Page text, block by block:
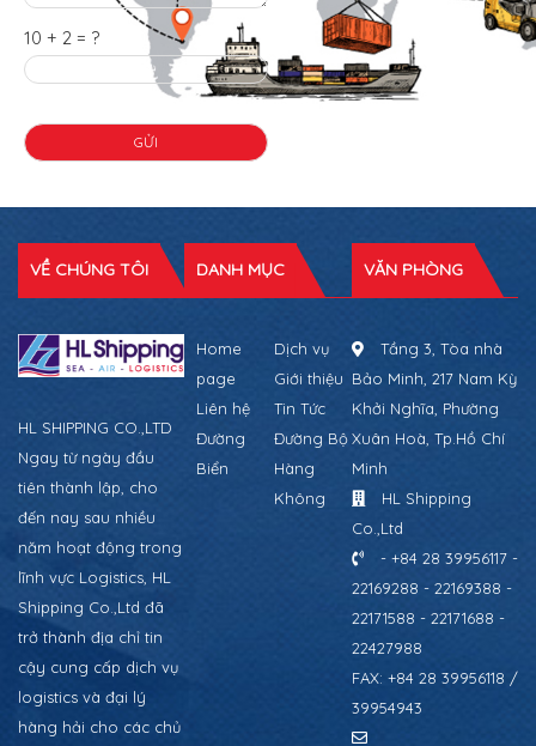
10 + 2 = ?
VỀ CHÚNG TÔI
HL SHIPPING CO.,LTD
Ngay từ ngày đầu
tiên thành lập, cho
đến nay sau nhiều
năm hoạt động trong
lĩnh vực Logistics, HL
Shipping Co.,Ltd đã
trở thành địa chỉ tin
cậy cung cấp dịch vụ
logistics và đại lý
hàng hải cho các chủ
DANH MỤC
Home
page
Dịch vụ
Giới thiệu
Liên hệ
Tin Tức
Đường
Biển
Đường Bộ
Hàng
Không
VĂN PHÒNG
Tầng 3, Tòa nhà
Bảo Minh, 217 Nam Kỳ
Khởi Nghĩa, Phường
Xuân Hoà, Tp.Hồ Chí
Minh
HL Shipping
Co.,Ltd
- +84 28 39956117 -
22169288 - 22169388 -
22171588 - 22171688 -
22427988
FAX: +84 28 39956118 /
39954943